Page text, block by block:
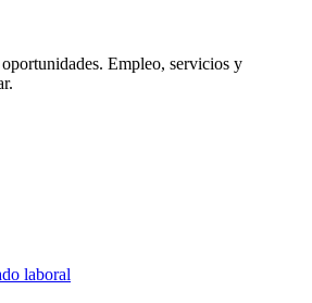
Empleo, servicios y
laboral